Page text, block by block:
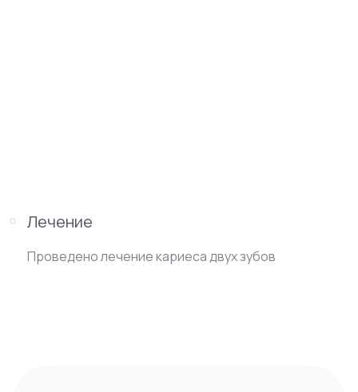
Лечение
Проведено лечение кариеса двух зубов